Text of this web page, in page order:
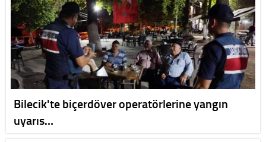
Bilecik'te biçerdöver operatörlerine yangın
uyarıs…